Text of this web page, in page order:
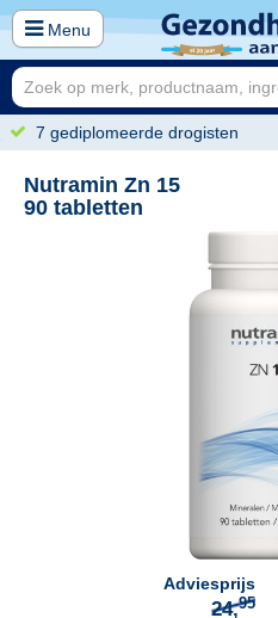
Menu
7 gediplomeerde drogisten
Nutramin Zn 15
90 tabletten
Adviesprijs